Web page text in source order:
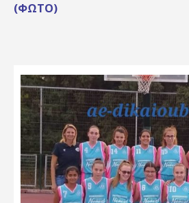
(ΦΏΤΟ)